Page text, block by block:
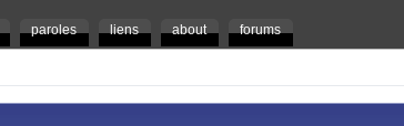
paroles liens about forums